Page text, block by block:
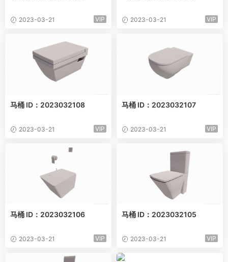
2023-03-21 VIP 2023-03-21 VIP
马桶 ID：2023032108
2023-03-21 VIP
马桶 ID：2023032107
2023-03-21 VIP
马桶 ID：2023032106
2023-03-21 VIP
马桶 ID：2023032105
2023-03-21 VIP